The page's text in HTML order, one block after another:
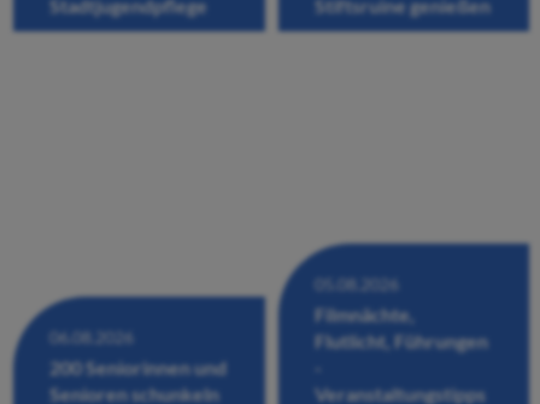
Stadtjugendpflege
Stiftsruine genießen
06.08.2026
200 Seniorinnen und
Senioren schunkeln
05.08.2026
Filmnächte,
Flutlicht, Führungen
Veranstaltungstipps